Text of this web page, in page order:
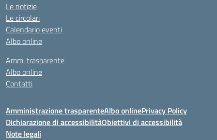
Le notizie
Le circolari
Calendario eventi
Albo online
Amm. trasparente
Albo online
Contatti
Amministrazione trasparenteAlbo onlinePrivacy Policy
Dichiarazione di accessibilitàObiettivi di accessibilità
Note legali